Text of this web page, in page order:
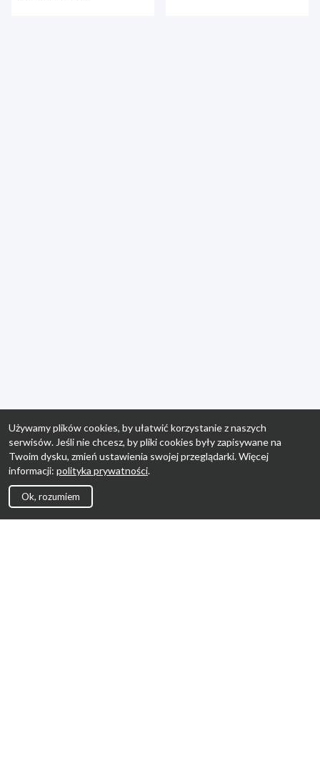
Używamy plików cookies, by ułatwić korzystanie z naszych
serwisów. Jeśli nie chcesz, by pliki cookies były zapisywane na
Twoim dysku, zmień ustawienia swojej przeglądarki. Więcej
informacji: polityka prywatności.
Ok, rozumiem